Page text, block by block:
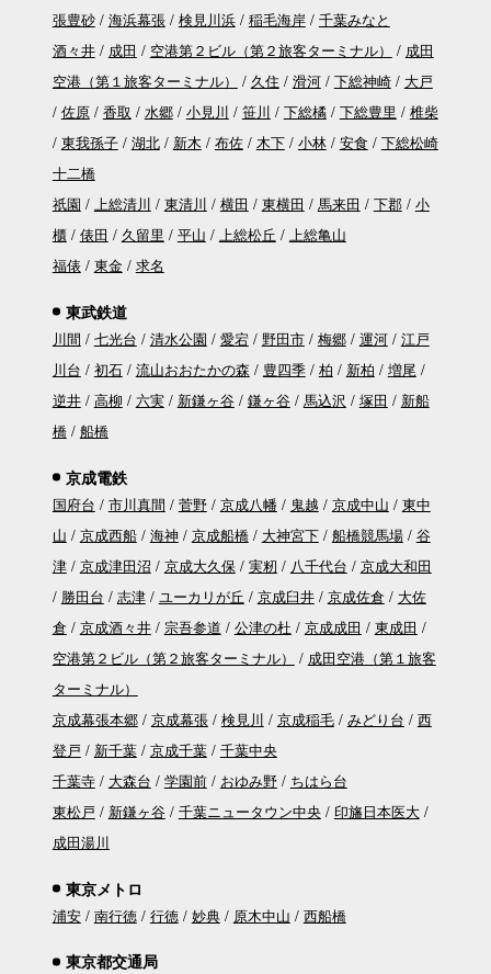
張豊砂
海浜幕張 検見川浜 稲毛海岸
千葉みなと
酒々井
成田 空港第２ビル（第２旅客ターミナル）
成田
空港（第１旅客ターミナル）
久住 滑河 下総神崎
大戸
佐原
香取 水郷 小見川 笹川 下総橘 下総豊里
椎柴
東我孫子
湖北 新木 布佐 木下 小林 安食
下総松崎
十二橋
祇園
上総清川 東清川 横田 東横田 馬来田 下郡
小
櫃
俵田 久留里 平山 上総松丘
上総亀山
福俵
東金 求名
東武鉄道
川間 七光台 清水公園 愛宕 野田市 梅郷 運河
江戸
川台
初石 流山おおたかの森 豊四季 柏 新柏
増尾
逆井
高柳 六実 新鎌ヶ谷 鎌ヶ谷 馬込沢 塚田
新船
橋
船橋
京成電鉄
国府台 市川真間 菅野 京成八幡 鬼越 京成中山
東中
山
京成西船 海神 京成船橋 大神宮下 船橋競馬場
谷
津
京成津田沼 京成大久保 実籾 八千代台
京成大和田
勝田台
志津 ユーカリが丘 京成臼井 京成佐倉
大佐
倉
京成酒々井 宗吾参道 公津の杜 京成成田
東成田
空港第２ビル（第２旅客ターミナル）
成田空港（第１旅客
ターミナル）
京成幕張本郷
京成幕張 検見川 京成稲毛 みどり台
西
登戸
新千葉 京成千葉
千葉中央
千葉寺
大森台 学園前 おゆみ野
ちはら台
東松戸
新鎌ヶ谷 千葉ニュータウン中央
印旛日本医大
成田湯川
東京メトロ
浦安 南行徳 行徳 妙典 原木中山 西船橋
東京都交通局